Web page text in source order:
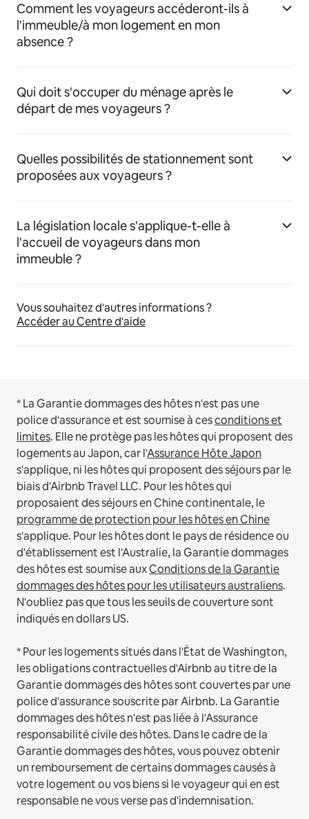
Comment les voyageurs accéderont-ils à
l'immeuble/à mon logement en mon
absence ?
Qui doit s'occuper du ménage après le
départ de mes voyageurs ?
Quelles possibilités de stationnement sont
proposées aux voyageurs ?
La législation locale s'applique-t-elle à
l'accueil de voyageurs dans mon
immeuble ?
Vous souhaitez d'autres informations ?
Accéder au Centre d'aide
* La Garantie dommages des hôtes n'est pas une
police d'assurance et est soumise à cesconditions et
limites. Elle ne protège pas les hôtes qui proposent des
logements au Japon, car l'Assurance Hôte Japon
s'applique, ni les hôtes qui proposent des séjours par le
biais d'Airbnb Travel LLC. Pour les hôtes qui
proposaient des séjours en Chine continentale, le
programme de protection pour les hôtes en Chine
s'applique. Pour les hôtes dont le pays de résidence ou
d'établissement est l'Australie, la Garantie dommages
des hôtes est soumise auxConditions de la Garantie
dommages des hôtes pour les utilisateurs australiens.
N'oubliez pas que tous les seuils de couverture sont
indiqués en dollars US.
* Pour les logements situés dans l'État de Washington,
les obligations contractuelles d'Airbnb au titre de la
Garantie dommages des hôtes sont couvertes par une
police d'assurance souscrite par Airbnb. La Garantie
dommages des hôtes n'est pas liée à l'Assurance
responsabilité civile des hôtes. Dans le cadre de la
Garantie dommages des hôtes, vous pouvez obtenir
un remboursement de certains dommages causés à
votre logement ou vos biens si le voyageur qui en est
responsable ne vous verse pas d'indemnisation.